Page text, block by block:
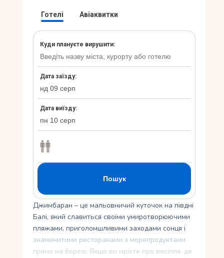
Контакти
Джимбаран – це мальовничий куточок на півдні
Балі, який славиться своїми умиротворюючими
пляжами, приголомшливими заходами сонця і
знаменитими ресторанами з морепродуктами
прямо на березі. Якщо ви мрієте про весілля, де